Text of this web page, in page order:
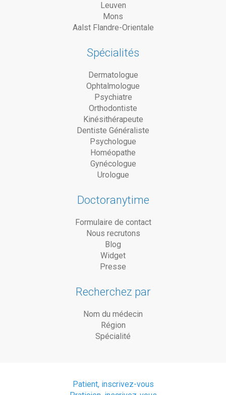
Leuven
Mons
Aalst Flandre-Orientale
Spécialités
Dermatologue
Ophtalmologue
Psychiatre
Orthodontiste
Kinésithérapeute
Dentiste Généraliste
Psychologue
Homéopathe
Gynécologue
Urologue
Doctoranytime
Formulaire de contact
Nous recrutons
Blog
Widget
Presse
Recherchez par
Nom du médecin
Région
Spécialité
Patient, inscrivez-vous